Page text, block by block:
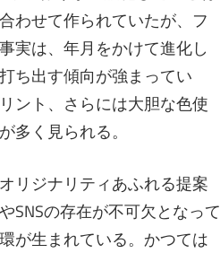
わせて作られていたが、フ
実は、年月をかけて進化し
ち出す傾向が強まってい
ント、さらには大胆な色使
く見られる。
リジナリティあふれる提案
SNSの存在が不可欠となって
が生まれている。かつては